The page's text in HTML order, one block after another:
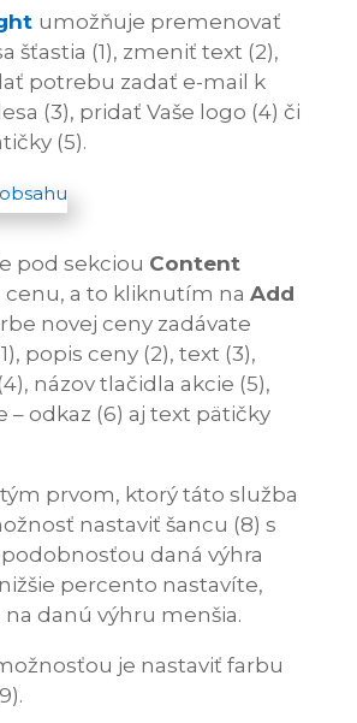
umožňuje premenovať
šťastia (1), zmeniť text (2),
potrebu zadať e-mail k
(3), pridať Vaše logo (4) či
(5).
pod sekciou Content
cenu, a to kliknutím na Add
novej ceny zadávate
popis ceny (2), text (3),
názov tlačidla akcie (5),
– odkaz (6) aj text pätičky
prvom, ktorý táto služba
nastaviť šancu (8) s
daná výhra
percento nastavíte,
na danú výhru menšia.
je nastaviť farbu